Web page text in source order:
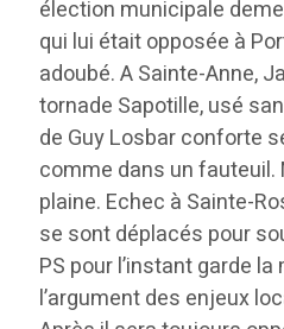
élection municipale
qui lui était opposée à
adoubé. A Sainte-Anne,
tornade Sapotille, usé
de Guy Losbar conforte
comme dans un fauteuil.
plaine. Echec à Sainte-
se sont déplacés pour
PS pour l’instant garde
l’argument des enjeux